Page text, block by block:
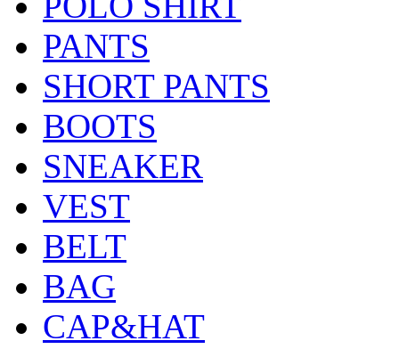
PANTS
SHORT PANTS
BOOTS
SNEAKER
VEST
BELT
BAG
CAP&HAT